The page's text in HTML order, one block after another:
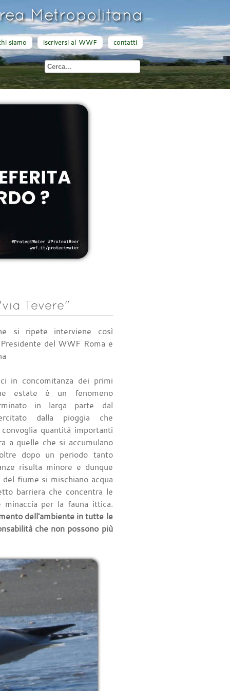
Metropolitana
siamo iscriversi al WWF contatti
Tevere"
si ripete interviene così
del WWF Roma e
in concomitanza dei primi
estate è un fenomeno
in larga parte dal
dalla pioggia che
quantità importanti
a quelle che si accumulano
dopo un periodo tanto
risulta minore e dunque
fiume si mischiano acqua
barriera che concentra le
minaccia per la fauna ittica.
dell'ambiente in tutte le
che non possono più